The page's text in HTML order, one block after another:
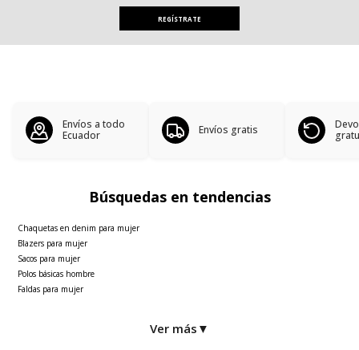
REGÍSTRATE
Envíos a todo
Ecuador
Envíos gratis
Búsquedas en tendencias
Chaquetas en denim para mujer
Blazers para mujer
Sacos para mujer
Polos básicas hombre
Faldas para mujer
Ver más ▼